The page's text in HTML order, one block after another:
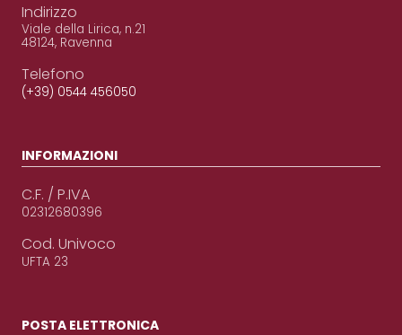
Indirizzo
Viale della Lirica, n.21
48124, Ravenna
Telefono
(+39) 0544 456050
INFORMAZIONI
C.F. / P.IVA
02312680396
Cod. Univoco
UFTA 23
POSTA ELETTRONICA